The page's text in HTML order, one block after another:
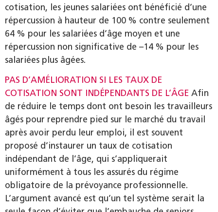
cotisation, les jeunes salariées ont bénéficié d’une
répercussion à hauteur de 100 % contre seulement
64 % pour les salariées d’âge moyen et une
répercussion non significative de –14 % pour les
salariées plus âgées.
PAS D’AMÉLIORATION SI LES TAUX DE
COTISATION SONT INDÉPENDANTS DE L’ÂGE Afin
de réduire le temps dont ont besoin les travailleurs
âgés pour reprendre pied sur le marché du travail
après avoir perdu leur emploi, il est souvent
proposé d’instaurer un taux de cotisation
indépendant de l’âge, qui s’appliquerait
uniformément à tous les assurés du régime
obligatoire de la prévoyance professionnelle.
L’argument avancé est qu’un tel système serait la